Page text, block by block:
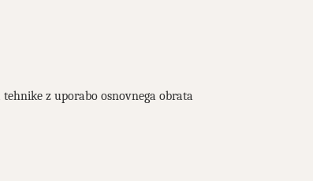
z uporabo osnovnega obrata